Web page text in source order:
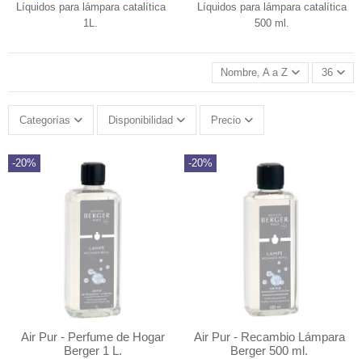
Líquidos para lámpara catalítica
1L.
Líquidos para lámpara catalítica
500 ml.
Nombre, A a Z 36
Categorías Disponibilidad Precio
-20%
Air Pur - Perfume de Hogar
Berger 1 L.
-20%
Air Pur - Recambio Lámpara
Berger 500 ml.